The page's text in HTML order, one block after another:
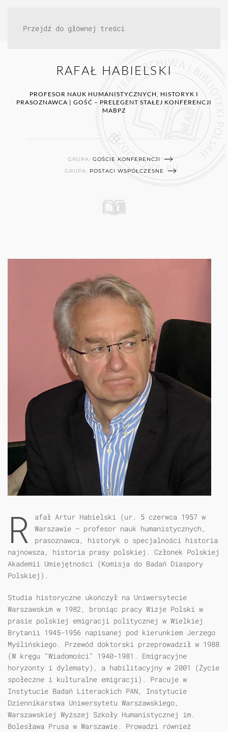
Przejdź do głównej treści
RAFAŁ HABIELSKI
PROFESOR NAUK HUMANISTYCZNYCH, HISTORYK I
PRASOZNAWCA | GOŚĆ – PRELEGENT STAŁEJ KONFERENCJI
MABPZ
GRUPA: GOŚCIE KONFERENCJI
GRUPA: POSTACI WSPÓŁCZESNE
R afał Artur Habielski (ur. 5 czerwca 1957 w
Warszawie – profesor nauk humanistycznych,
prasoznawca, historyk o specjalności historia
najnowsza, historia prasy polskiej. Członek Polskiej
Akademii Umiejętności (Komisja do Badań Diaspory
Polskiej).
Studia historyczne ukończył na Uniwersytecie
Warszawskim w 1982, broniąc pracy Wizje Polski w
prasie polskiej emigracji politycznej w Wielkiej
Brytanii 1945-1956 napisanej pod kierunkiem Jerzego
Myślińskiego. Przewód doktorski przeprowadził w 1988
(W kręgu "Wiadomości" 1940-1981. Emigracyjne
horyzonty i dylematy), a habilitacyjny w 2001 (Życie
społeczne i kulturalne emigracji). Pracuje w
Instytucie Badań Literackich PAN, Instytucie
Dziennikarstwa Uniwersytetu Warszawskiego,
Warszawskiej Wyższej Szkoły Humanistycznej im.
Bolesława Prusa w Warszawie. Prowadzi również